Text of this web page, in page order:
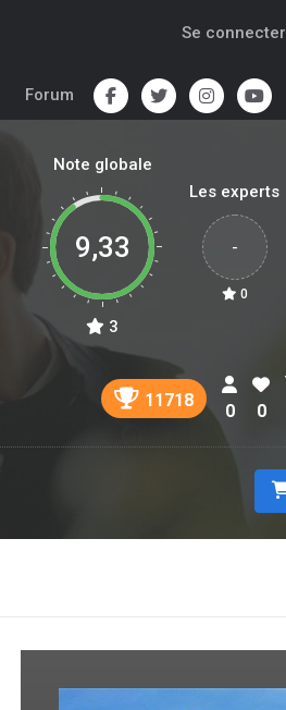
Se connecter
Forum
Note globale
9,33
3
Les experts
-
0
11718
0 0